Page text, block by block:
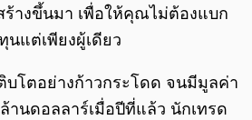
ร้างขึ้นมา เพื่อให้คุณไม่ต้องแบก
นแต่เพียงผู้เดียว
บโตอย่างก้าวกระโดด จนมีมูลค่า
านดอลลาร์เมื่อปีที่แล้ว นักเทรด